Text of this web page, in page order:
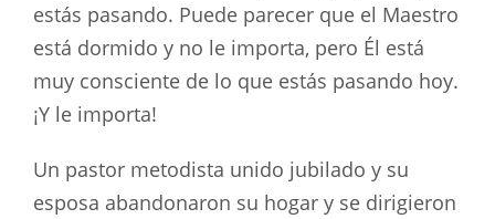
estás pasando. Puede parecer que el Maestro
está dormido y no le importa, pero Él está
muy consciente de lo que estás pasando hoy.
¡Y le importa!
Un pastor metodista unido jubilado y su
esposa abandonaron su hogar y se dirigieron